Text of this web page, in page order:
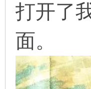
打开了
面。